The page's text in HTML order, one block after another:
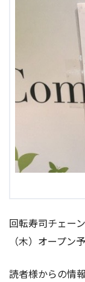
回転寿司チェー
（木）オープン
読者様からの情